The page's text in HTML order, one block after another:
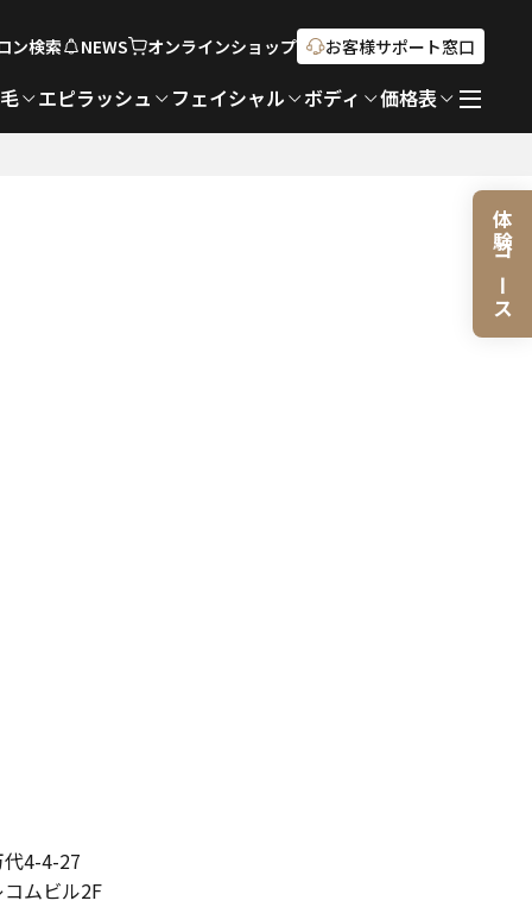
ン検索 NEWS オンラインショップ お客様サポート窓口
エピラッシュ フェイシャル ボディ 価格表
体験コース
4-4-27
ムビル2F